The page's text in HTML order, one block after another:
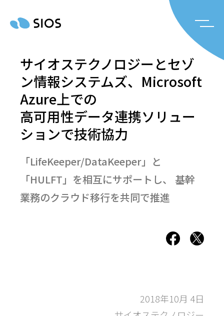
サイオステクノロジーとセゾ
ン情報システムズ、Microsoft
Azure上での
高可用性データ連携ソリュー
ションで技術協力
「LifeKeeper/DataKeeper」と
「HULFT」を相互にサポートし、 基幹
業務のクラウド移行を共同で推進
2018年10月 4日